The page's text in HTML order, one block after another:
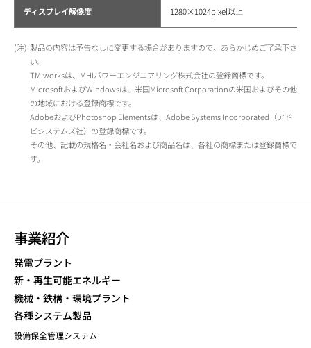
ディスプレイ解像度 1280×1024pixel以上
製品の内容は予告なしに変更する場合がありますので、あらかじめご了承下さ
い。
TM.worksは、MHIパワーエンジニアリング株式会社の登録商標です。
MicrosoftおよびWindowsは、米国Microsoft Corporationの米国およびその他
の地域における登録商標です。
AdobeおよびPhotoshop Elementsは、Adobe Systems Incorporated（アド
ビシステムズ社）の登録商標です。
その他、記載の規格名・会社名および商品名は、各社の商標または登録商標で
す。
事業紹介
発電プラント
新・再生可能エネルギー
機械・鉄構・環境プラント
各種システム製品
設備保全管理システム